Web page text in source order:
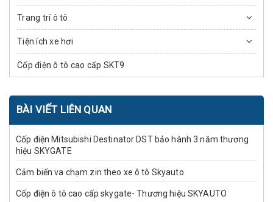
Trang trí ô tô
Tiện ích xe hơi
Cốp điện ô tô cao cấp SKT9
BÀI VIẾT LIÊN QUAN
Cốp điện Mitsubishi Destinator DST bảo hành 3 năm thương
hiệu SKYGATE
Cảm biến va chạm zin theo xe ô tô Skyauto
Cốp điện ô tô cao cấp skygate- Thương hiệu SKYAUTO